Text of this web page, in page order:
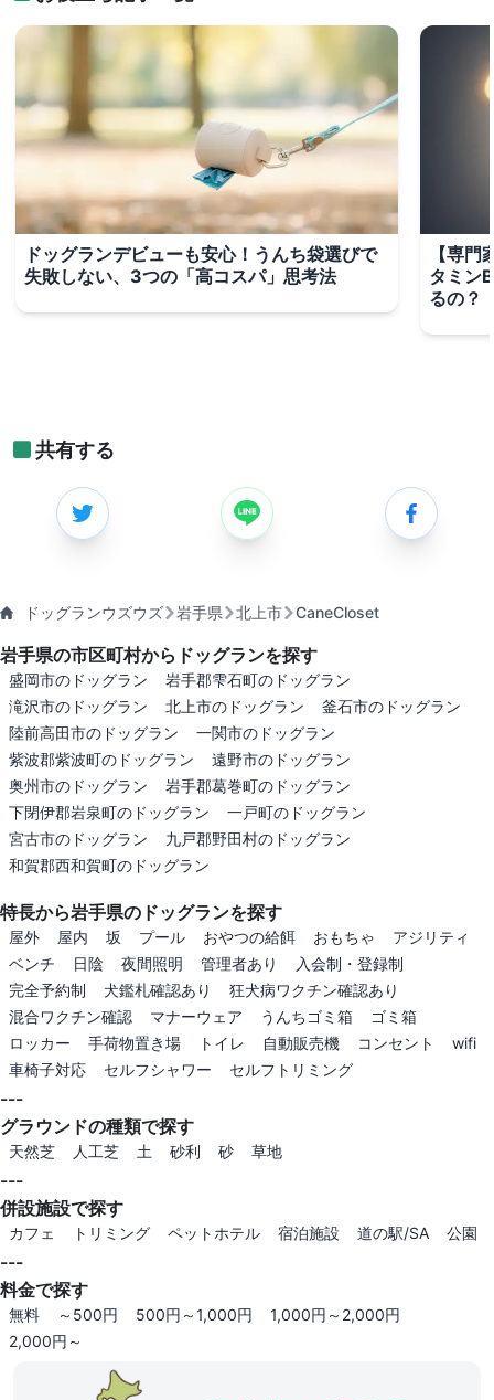
ドッグランデビューも安心！うんち袋選びで
失敗しない、3つの「高コスパ」思考法
【専
タミン
るの？
共有する
ドッグランウズウズ 岩手県 北上市 CaneCloset
岩手県の市区町村からドッグランを探す
盛岡市のドッグラン
岩手郡雫石町のドッグラン
滝沢市のドッグラン
北上市のドッグラン
釜石市のドッグラン
陸前高田市のドッグラン
一関市のドッグラン
紫波郡紫波町のドッグラン
遠野市のドッグラン
奥州市のドッグラン
岩手郡葛巻町のドッグラン
下閉伊郡岩泉町のドッグラン
一戸町のドッグラン
宮古市のドッグラン
九戸郡野田村のドッグラン
和賀郡西和賀町のドッグラン
特長から岩手県のドッグランを探す
屋外 屋内 坂 プール おやつの給餌 おもちゃ
アジリティ
ベンチ
日陰 夜間照明 管理者あり
入会制・登録制
完全予約制
犬鑑札確認あり
狂犬病ワクチン確認あり
混合ワクチン確認
マナーウェア うんちゴミ箱
ゴミ箱
ロッカー
手荷物置き場 トイレ 自動販売機 コンセント
wifi
車椅子対応
セルフシャワー セルフトリミング
---
グラウンドの種類で探す
天然芝 人工芝 土 砂利 砂 草地
---
併設施設で探す
カフェ トリミング ペットホテル 宿泊施設 道の駅/SA 公園
---
料金で探す
無料 ～500円 500円～1,000円
1,000円～2,000円
2,000円～